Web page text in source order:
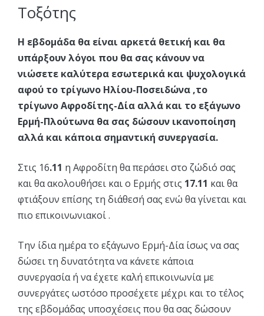
Τοξότης
Η εβδομάδα θα είναι αρκετά θετική και θα
υπάρξουν λόγοι που θα σας κάνουν να
νιώσετε καλύτερα εσωτερικά και ψυχολογικά
αφού το τρίγωνο Ηλίου-Ποσειδώνα ,το
τρίγωνο Αφροδίτης-Δία αλλά και το εξάγωνο
Ερμή-Πλούτωνα θα σας δώσουν ικανοποίηση
αλλά και κάποια σημαντική συνεργασία.
Στις 16.11 η Αφροδίτη θα περάσει στο ζώδιό σας
και θα ακολουθήσει και ο Ερμής στις 17.11 και θα
φτιάξουν επίσης τη διάθεσή σας ενώ θα γίνεται και
πιο επικοινωνιακοί .
Την ίδια ημέρα το εξάγωνο Ερμή-Δία ίσως να σας
δώσει τη δυνατότητα να κάνετε κάποια
συνεργασία ή να έχετε καλή επικοινωνία με
συνεργάτες ωστόσο προσέχετε μέχρι και το τέλος
της εβδομάδας υποσχέσεις που θα σας δώσουν